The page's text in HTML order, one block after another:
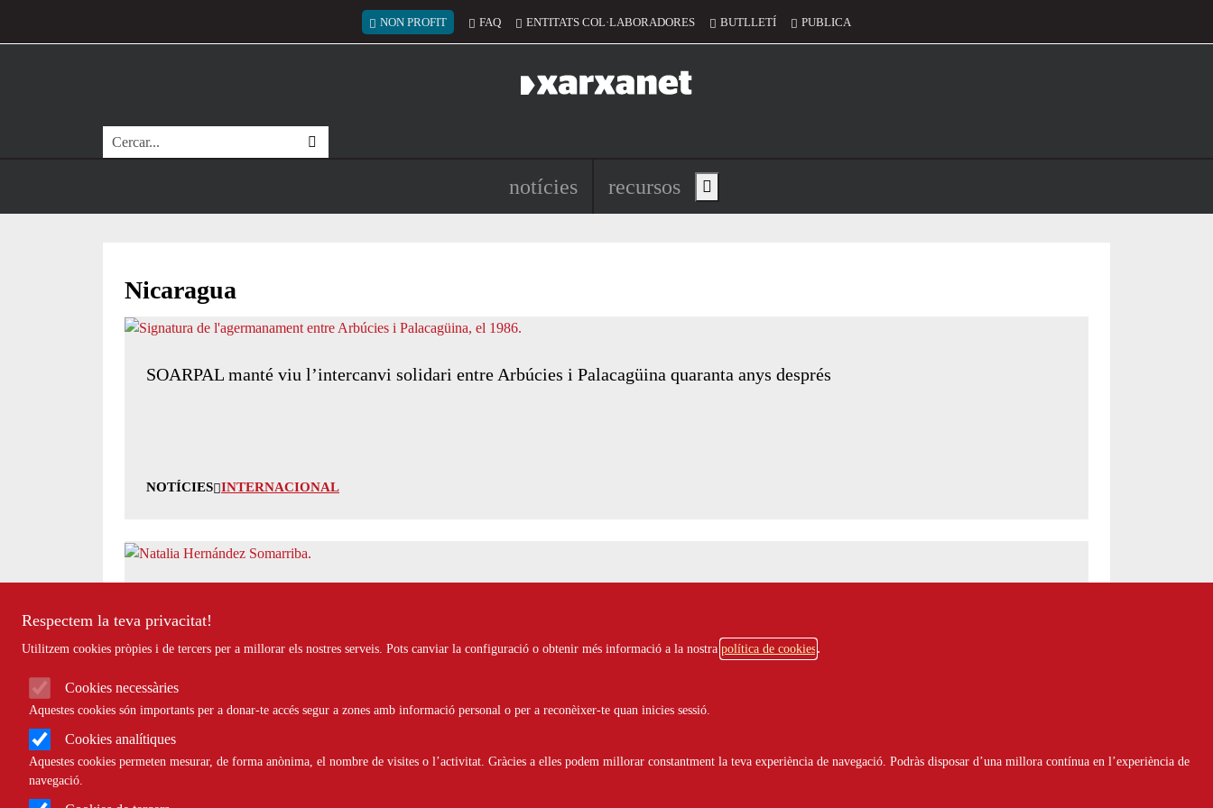
Respectem la teva privacitat!
Utilitzem cookies pròpies i de tercers per a millorar els nostres serveis. Pots canviar la configuració o obtenir més informació a la nostra política de cookies
Cookies necessàries
Aquestes cookies són importants per a donar-te accés segur a zones amb informació personal o per a reconèixer-te quan inicies sessió.
Cookies analítiques
Aquestes cookies permeten mesurar, de forma anònima, el nombre de visites o l’activitat. Gràcies a elles podem millorar constantment la teva experiència de navegació. Podràs disposar d’una millora contínua en l’experiència de
navegació.
Menú del compte d'usuari
NON PROFIT FAQ ENTITATS COL·LABORADORES BUTLLETÍ PUBLICA
Cerca
Navegació principal de l'encapçalament
notícies recursos Show main menu
Nicaragua
SOARPAL manté viu l’intercanvi solidari entre Arbúcies i Palacagüina quaranta anys després
NOTÍCIES INTERNACIONAL
NOTÍCIES CULTURAL